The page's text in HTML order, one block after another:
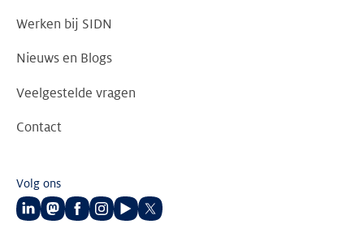
Werken bij SIDN
Nieuws en Blogs
Veelgestelde vragen
Contact
Volg ons